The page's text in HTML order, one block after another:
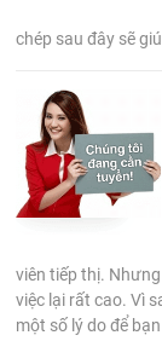
chép sau đây sẽ
viên tiếp thị.
việc lại rất cao. Vì
một số lý do để